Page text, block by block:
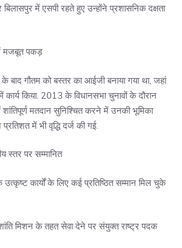
में एसपी रहते हुए उन्होंने प्रशासनिक दक्षता
मजबूत पकड़
बाद गौतम को बस्तर का आईजी बनाया गया था, जहां
कार्य किया. 2013 के विधानसभा चुनावों के दौरान
शांतिपूर्ण मतदान सुनिश्चित करने में उनकी भूमिका
में भी वृद्धि दर्ज की गई.
स्तर पर सम्मानित
कार्यों के लिए कई प्रतिष्ठित सम्मान मिल चुके
मिशन के तहत सेवा देने पर संयुक्त राष्ट्र पदक